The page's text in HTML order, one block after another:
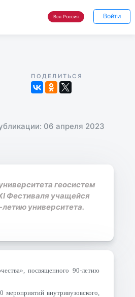
Вся Россия Войти
ПОДЕЛИТЬСЯ
06 апреля 2023
геосистем
Фестиваля учащейся
университета.
посвященного 90-летию
внутривузовского,